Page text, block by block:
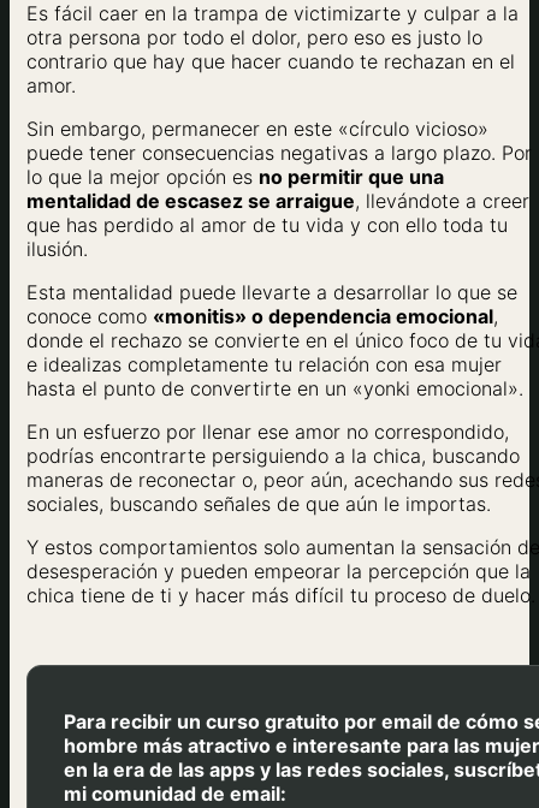
Es fácil caer en la trampa de victimizarte y culpar a la
otra persona por todo el dolor, pero eso es justo lo
contrario que hay que hacer cuando te rechazan en el
amor.
Sin embargo, permanecer en este «círculo vicioso»
puede tener consecuencias negativas a largo plazo. Por
lo que la mejor opción es no permitir que una
mentalidad de escasez se arraigue, llevándote a creer
que has perdido al amor de tu vida y con ello toda tu
ilusión.
Esta mentalidad puede llevarte a desarrollar lo que se
conoce como «monitis» o dependencia emocional,
donde el rechazo se convierte en el único foco de tu
e idealizas completamente tu relación con esa mujer
hasta el punto de convertirte en un «yonki emocional».
En un esfuerzo por llenar ese amor no correspondido,
podrías encontrarte persiguiendo a la chica, buscando
maneras de reconectar o, peor aún, acechando sus
sociales, buscando señales de que aún le importas.
Y estos comportamientos solo aumentan la sensación de
desesperación y pueden empeorar la percepción que la
chica tiene de ti y hacer más difícil tu proceso de duelo.
Para recibir un curso gratuito por email de cómo
hombre más atractivo e interesante para las
en la era de las apps y las redes sociales,
mi comunidad de email: